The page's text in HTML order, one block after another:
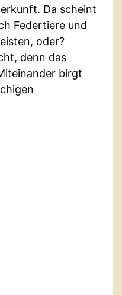
Da scheint
Federtiere und
oder?
denn das
birgt